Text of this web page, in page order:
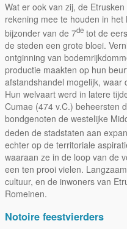
Wat er ook van zij, de
rekening mee te houden in
bijzonder van de 7de tot de
de steden een grote bloei.
ontginning van
productie maakten op hun
afstandshandel mogelijk, waar
Hun welvaart werd in latere
Cumae (474 v.C.) beheersten
bondgenoten de westelijke
deden de stadstaten aan
echter op de territoriale
waaraan ze in de loop van de
een ten prooi vielen.
cultuur, en de inwoners van
Romeinen.
Notoire feestvierders